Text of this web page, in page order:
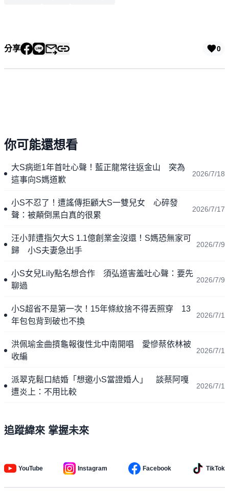
分享 0
你可能還想看
大S病逝1年首吐心聲！藍正龍常往返金山 突為
這事向S媽道歉
2026/7/18
小S不忍了！遭謠傳拒顧大S一雙兒女 心碎發
聲：被顛倒黑白真的很累
2026/7/17
汪小菲遭指欠大S 1.1億創業金沒還！S媽恐無家可
歸 小S夫妻急出手
2026/7/9
小S女兒Lily點名想合作 須弘道害羞吐心聲：要先
聊過
2026/7/9
小S超省不是第一次！15年條紋捨不得丟照穿 13
年包包背到破也不換
2026/7/1
洪佩瑜金曲摃龜報復性北中南開唱 愛慘蔡依林被
收編
2026/7/1
派翠克鬆口結婚「想邀小S當證婚人」 談蔡阿嘎
遭炎上：不用比較
2026/7/1
追蹤緯來 掌握未來
YouTube Instagram Facebook TikTok